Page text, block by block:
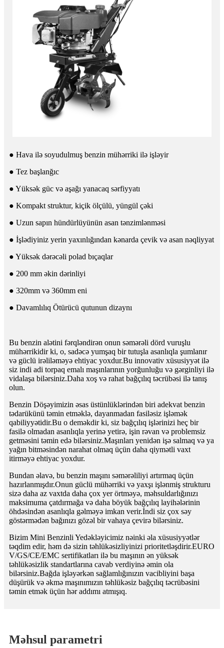
● Hava ilə soyudulmuş benzin mühərriki ilə işləyir
● Tez başlanğıc
● Yüksək güc və aşağı yanacaq sərfiyyatı
● Kompakt struktur, kiçik ölçülü, yüngül çəki
● Uzun sapın hündürlüyünün asan tənzimlənməsi
● İşlədiyiniz yerin yaxınlığından kənarda çevik və asan nəqliyyat
● Yüksək dərəcəli polad bıçaqlar
● 200 mm əkin dərinliyi
● 320mm və 360mm eni
● Davamlılıq Ötürücü qutunun dizaynı
Bu benzin alətini fərqləndirən onun səmərəli dörd vuruşlu
mühərrikidir ki, o, sadəcə yumşaq bir tutuşla asanlıqla şumlanır
və güclü irəliləməyə ehtiyac yoxdur.Bu innovativ xüsusiyyət ilə
siz indi adi torpaq emalı maşınlarının yorğunluğu və gərginliyi ilə
vidalaşa bilərsiniz.Daha xoş və rahat bağçılıq təcrübəsi ilə tanış
olun.
Benzin Döşəyimizin əsas üstünlüklərindən biri adekvat benzin
tədarükünü təmin etməklə, dayanmadan fasiləsiz işləmək
qabiliyyətidir.Bu o deməkdir ki, siz bağçılıq işlərinizi heç bir
fasilə olmadan asanlıqla yerinə yetirə, işin rəvan və problemsiz
getməsini təmin edə bilərsiniz.Maşınları yenidən işə salmaq və ya
yağın bitməsindən narahat olmaq üçün daha qiymətli vaxt
itirməyə ehtiyac yoxdur.
Bundan əlavə, bu benzin maşını səmərəliliyi artırmaq üçün
hazırlanmışdır.Onun güclü mühərriki və yaxşı işlənmiş strukturu
sizə daha az vaxtda daha çox yer örtməyə, məhsuldarlığınızı
maksimuma çatdırmağa və daha böyük bağçılıq layihələrinin
öhdəsindən asanlıqla gəlməyə imkan verir.İndi siz çox səy
göstərmədən bağınızı gözəl bir vahaya çevirə bilərsiniz.
Bizim Mini Benzinli Yedəkləyicimiz nəinki əla xüsusiyyətlər
təqdim edir, həm də sizin təhlükəsizliyinizi prioritetləşdirir.EURO
V/GS/CE/EMC sertifikatları ilə bu maşının ən yüksək
təhlükəsizlik standartlarına cavab verdiyinə əmin ola
bilərsiniz.Bağda işləyərkən sağlamlığınızın vacibliyini başa
düşürük və əkmə maşınımızın təhlükəsiz bağçılıq təcrübəsini
təmin etmək üçün hər addımı atmışıq.
Məhsul parametri